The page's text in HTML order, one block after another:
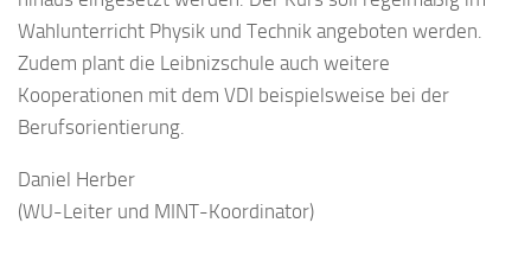
Wahlunterricht Physik und Technik angeboten werden.
Zudem plant die Leibnizschule auch weitere
Kooperationen mit dem VDI beispielsweise bei der
Berufsorientierung.
Daniel Herber
(WU-Leiter und MINT-Koordinator)